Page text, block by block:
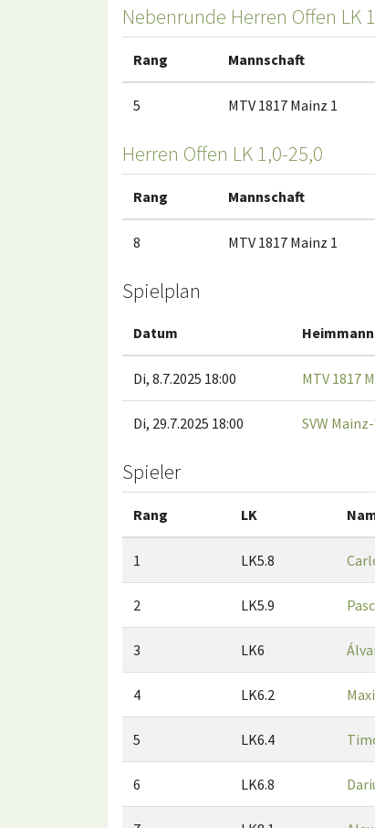
Nebenrunde Herren Offen LK
Rang Mannschaft
5 MTV 1817 Mainz 1
Herren Offen LK 1,0-25,0
Rang Mannschaft
8 MTV 1817 Mainz 1
Spielplan
Datum
Di, 8.7.2025 18:00 MTV 1817
Di, 29.7.2025 18:00 SVW
Spieler
Rang LK
1 LK5.8
2 LK5.9
3 LK6
4 LK6.2
5 LK6.4
6 LK6.8